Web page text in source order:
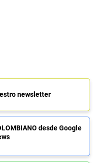
newsletter
desde Google